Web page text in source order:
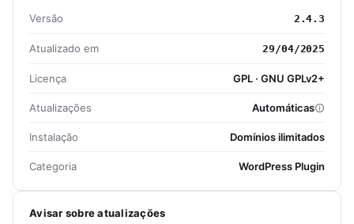
Versão 2.4.3
Atualizado em 29/04/2025
Licença GPL · GNU GPLv2+
Atualizações Automáticas
Instalação Domínios ilimitados
Categoria WordPress Plugin
Avisar sobre atualizações